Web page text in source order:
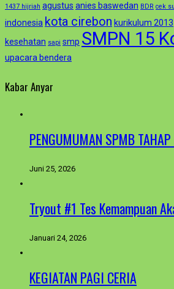
1437 hijriah agustus anies baswedan BDR cek
indonesia kota cirebon kurikulum 2013
kesehatan sapi smp SMPN 15
upacara bendera
Kabar Anyar
PENGUMUMAN SPMB
Juni 25, 2026
Tryout #1 Tes Kemampuan
Januari 24, 2026
KEGIATAN PAGI CERIA